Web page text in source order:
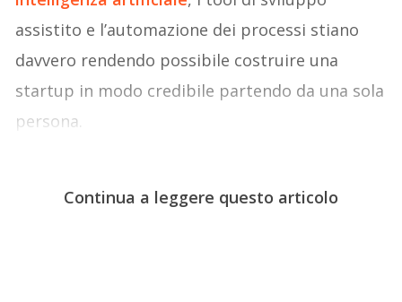
assistito e l’automazione dei processi stiano
davvero rendendo possibile costruire una
startup in modo credibile partendo da una sola
persona.
Continua a leggere questo articolo